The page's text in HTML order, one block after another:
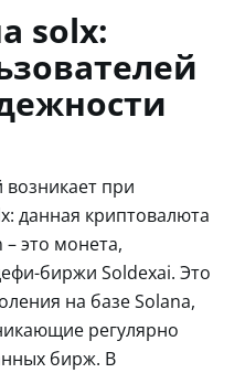
solx:
при
данная криптовалюта
– это монета,
биржи Soldexai. Это
на базе Solana,
регулярно
бирж. В